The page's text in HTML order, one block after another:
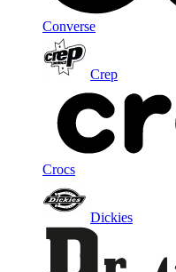
Converse
Crep
Crocs
Dickies